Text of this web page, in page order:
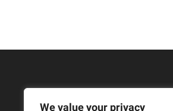
We value your privacy